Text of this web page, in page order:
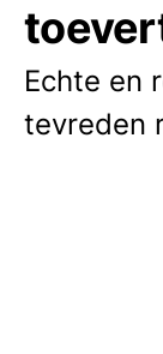
Echte en
tevreden